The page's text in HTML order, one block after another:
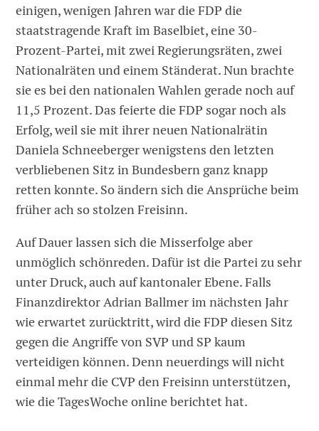
einigen, wenigen Jahren war die FDP die
staatstragende Kraft im Baselbiet, eine 30-
Prozent-Partei, mit zwei Regierungsräten, zwei
Nationalräten und einem Ständerat. Nun brachte
sie es bei den nationalen Wahlen ­gerade noch auf
11,5 Prozent. Das feierte die FDP sogar noch als
Erfolg, weil sie mit ihrer neuen Nationalrätin
Daniela Schneeberger wenigstens den letzten
verbliebenen Sitz in Bundesbern ganz knapp
retten konnte. So ändern sich die Ansprüche beim
früher ach so stolzen Freisinn.
Auf Dauer lassen sich die Miss­erfolge aber
unmöglich schönreden. Dafür ist die Partei zu sehr
unter Druck, auch auf kantonaler Ebene. Falls
Finanz­direktor Adrian Ballmer im nächsten Jahr
wie erwartet zurücktritt, wird die FDP diesen Sitz
gegen die Angriffe von SVP und SP kaum
verteidigen können. Denn neuerdings will nicht
einmal mehr die CVP den Freisinn unterstützen,
wie die TagesWoche online berichtet hat.